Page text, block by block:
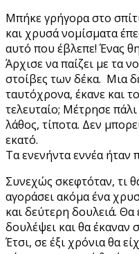
Μπήκε γρήγορα στο
και χρυσά νομίσματα
αυτό που έβλεπε! Ένας
Άρχισε να παίζει με τα
στοίβες των δέκα. Μια
ταυτόχρονα, έκανε και
τελευταίο; Μέτρησε πάλι
λάθος, τίποτα. Δεν
εκατό.
Τα ενενήντα εννέα ήταν
Συνεχώς σκεφτόταν, τι
αγοράσει ακόμα ένα
και δεύτερη δουλειά.
δουλέψει και θα έκαναν
Έτσι, σε έξι χρόνια θα